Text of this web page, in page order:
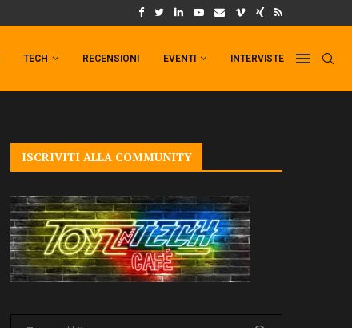
IL TRAILER DI FIST OF THE NORTH STAR!
TECH RECENSIONI EVENTI INTERVISTE
ISCRIVITI ALLA COMMUNITY